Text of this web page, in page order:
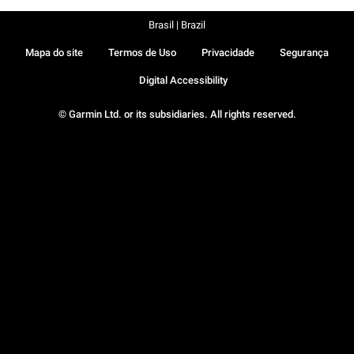
© Garmin Ltd. or its subsidiaries. All rights reserved.
Mapa do site Termos de Uso Privacidade Segurança
Digital Accessibility
Brasil | Brazil